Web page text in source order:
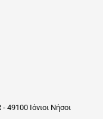
Ιόνιοι Νήσοι